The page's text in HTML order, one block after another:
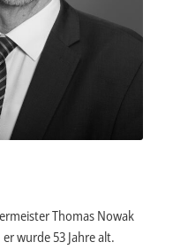
Thomas Nowak
wurde 53 Jahre alt.